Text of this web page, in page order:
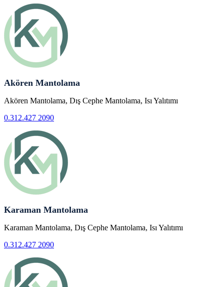
Akören Mantolama
Akören Mantolama, Dış Cephe Mantolama, Isı Yalıtımı
0.312.427 2090
Karaman Mantolama
Karaman Mantolama, Dış Cephe Mantolama, Isı Yalıtımı
0.312.427 2090